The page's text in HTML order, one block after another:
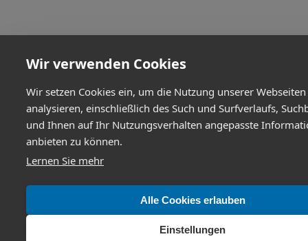
Wir verwenden Cookies
Wir setzen Cookies ein, um die Nutzung unserer
analysieren, einschließlich des Such und Surfverlaufs,
und Ihnen auf Ihr Nutzungsverhalten angepasste
anbieten zu können.
Lernen Sie mehr
Alle Cookies erlauben
Einstellungen